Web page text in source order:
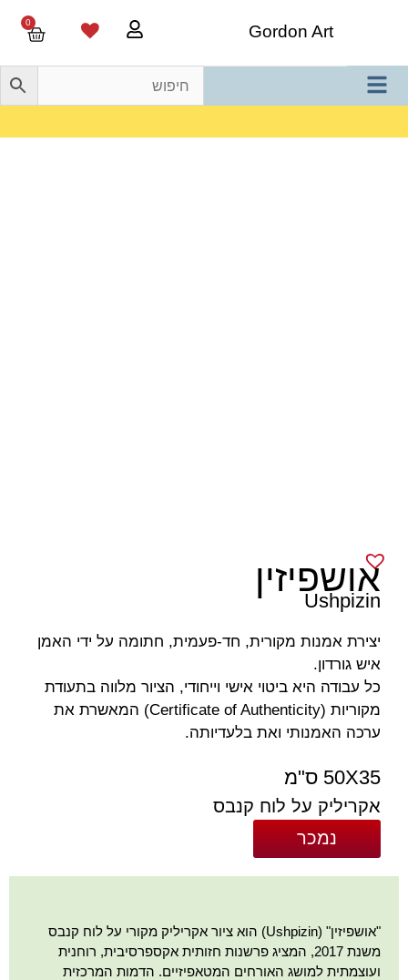
Gordon Art
0
אושפיזין
Ushpizin
יצירת אמנות מקורית, חד-פעמית, חתומה על ידי האמן
איש גורדון.
כל עבודה היא ביטוי אישי וייחודי, הציור מלווה בתעודת
מקוריות (Certificate of Authenticity) המאשרת את
ערכה האמנותי ואת בלעדיותה.
50X35 ס"מ
אקריליק על לוח קנבס
נמכר
"אושפיזין" (Ushpizin) הוא ציור אקריליק מקורי על לוח קנבס
משנת 2017, המציג פרשנות חזותית אקספרסיבית, רוחנית
ועוצמתית למושג האורחים המטאפיזיים. הדמות המרכזית